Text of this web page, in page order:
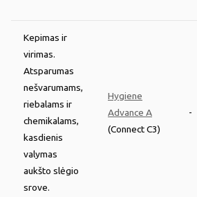
Kepimas ir
virimas.
Atsparumas
nešvarumams,
riebalams ir
chemikalams,
kasdienis
valymas
aukšto slėgio
srove.
Hygiene
Advance A
(Connect C3)
-